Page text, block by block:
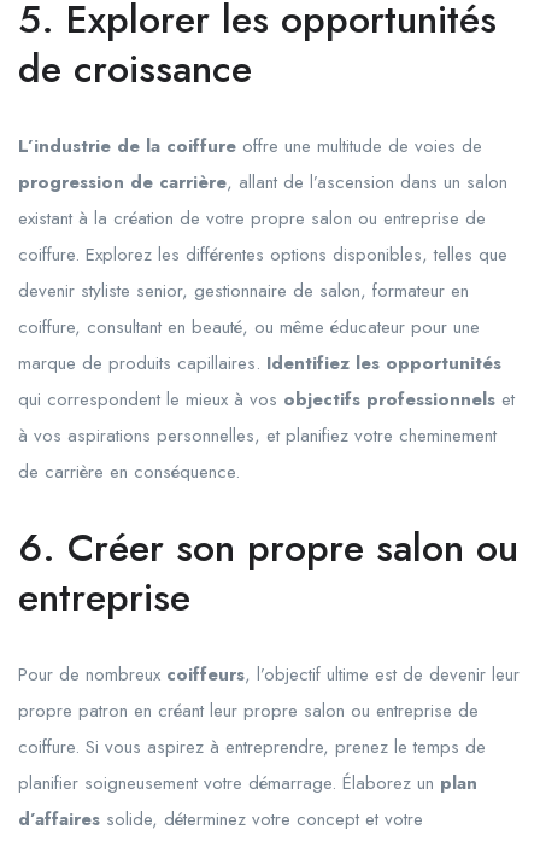
5. Explorer les opportunités
de croissance
L’industrie de la coiffure offre une multitude de voies de
progression de carrière, allant de l’ascension dans un salon
existant à la création de votre propre salon ou entreprise de
coiffure. Explorez les différentes options disponibles, telles que
devenir styliste senior, gestionnaire de salon, formateur en
coiffure, consultant en beauté, ou même éducateur pour une
marque de produits capillaires. Identifiez les opportunités
qui correspondent le mieux à vos objectifs professionnels et
à vos aspirations personnelles, et planifiez votre cheminement
de carrière en conséquence.
6. Créer son propre salon ou
entreprise
Pour de nombreux coiffeurs, l’objectif ultime est de devenir leur
propre patron en créant leur propre salon ou entreprise de
coiffure. Si vous aspirez à entreprendre, prenez le temps de
planifier soigneusement votre démarrage. Élaborez un plan
d’affaires solide, déterminez votre concept et votre